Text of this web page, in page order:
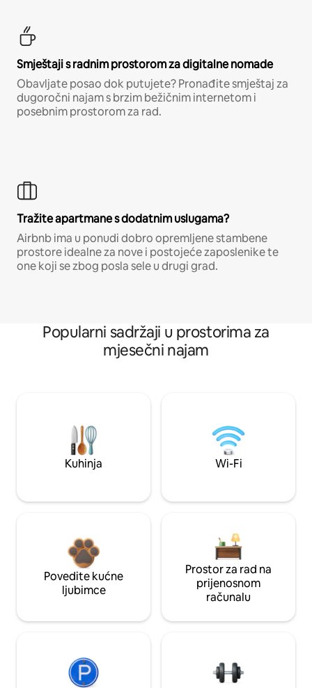
Smještaji s radnim prostorom za digitalne nomade
Obavljate posao dok putujete? Pronađite smještaj za
dugoročni najam s brzim bežičnim internetom i
posebnim prostorom za rad.
Tražite apartmane s dodatnim uslugama?
Airbnb ima u ponudi dobro opremljene stambene
prostore idealne za nove i postojeće zaposlenike te
one koji se zbog posla sele u drugi grad.
Popularni sadržaji u prostorima za
mjesečni najam
Kuhinja Wi-Fi
Povedite kućne
ljubimce
Prostor za rad na
prijenosnom
računalu